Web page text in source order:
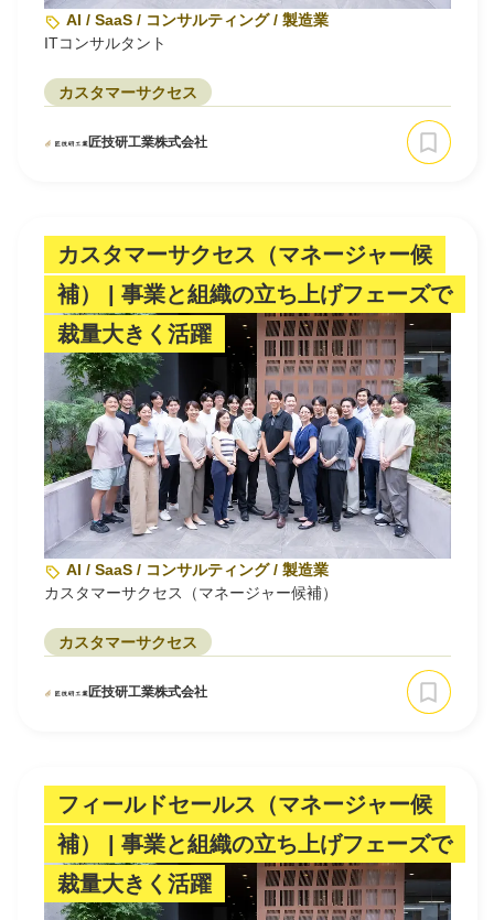
AI / SaaS / コンサルティング / 製造業
ITコンサルタント
カスタマーサクセス
匠技研工業株式会社
カスタマーサクセス（マネージャー候
補） | 事業と組織の立ち上げフェーズで
裁量大きく活躍
AI / SaaS / コンサルティング / 製造業
カスタマーサクセス（マネージャー候補）
カスタマーサクセス
匠技研工業株式会社
フィールドセールス（マネージャー候
補） | 事業と組織の立ち上げフェーズで
裁量大きく活躍